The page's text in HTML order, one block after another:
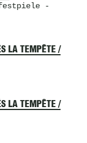
-
LA TEMPÊTE /
LA TEMPÊTE /